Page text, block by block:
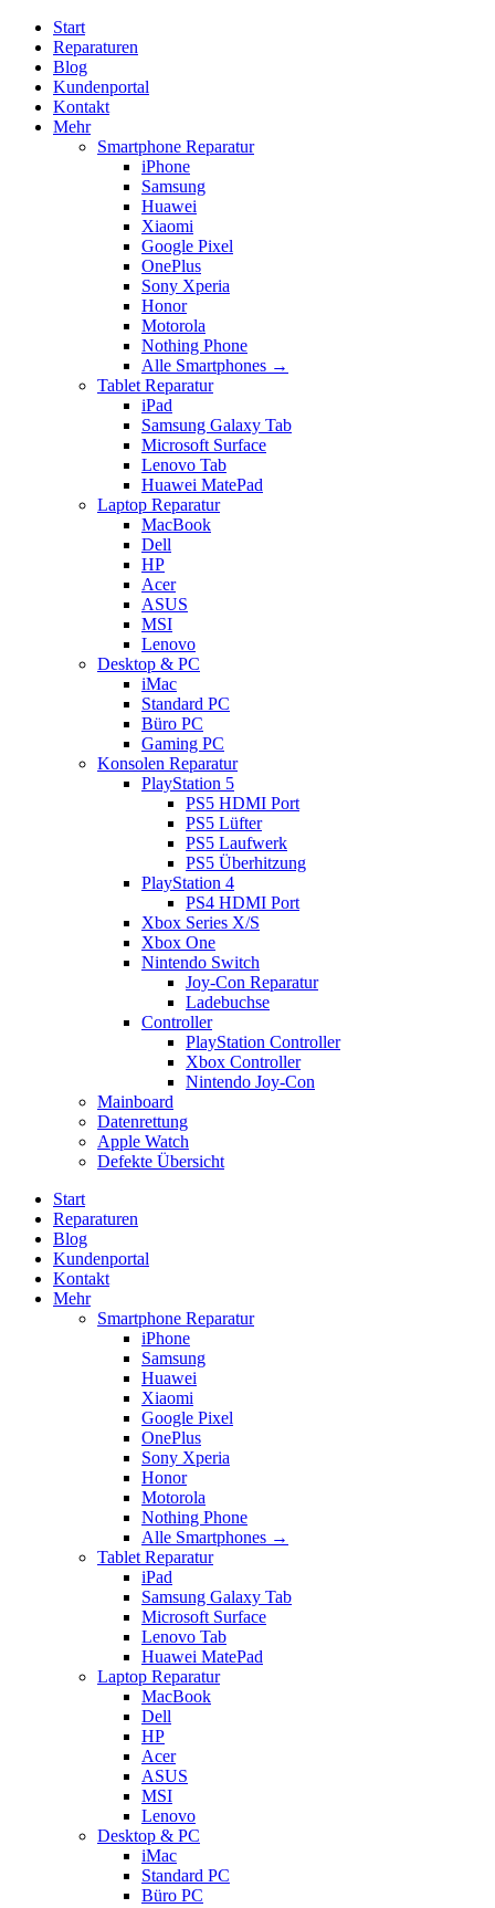
Start
Reparaturen
Blog
Kundenportal
Kontakt
Mehr
Smartphone Reparatur
iPhone
Samsung
Huawei
Xiaomi
Google Pixel
OnePlus
Sony Xperia
Honor
Motorola
Nothing Phone
Alle Smartphones →
Tablet Reparatur
iPad
Samsung Galaxy Tab
Microsoft Surface
Lenovo Tab
Huawei MatePad
Laptop Reparatur
MacBook
Dell
HP
Acer
ASUS
MSI
Lenovo
Desktop & PC
iMac
Standard PC
Büro PC
Gaming PC
Konsolen Reparatur
PlayStation 5
PS5 HDMI Port
PS5 Lüfter
PS5 Laufwerk
PS5 Überhitzung
PlayStation 4
PS4 HDMI Port
Xbox Series X/S
Xbox One
Nintendo Switch
Joy-Con Reparatur
Ladebuchse
Controller
PlayStation Controller
Xbox Controller
Nintendo Joy-Con
Mainboard
Datenrettung
Apple Watch
Defekte Übersicht
Start
Reparaturen
Blog
Kundenportal
Kontakt
Mehr
Smartphone Reparatur
iPhone
Samsung
Huawei
Xiaomi
Google Pixel
OnePlus
Sony Xperia
Honor
Motorola
Nothing Phone
Alle Smartphones →
Tablet Reparatur
iPad
Samsung Galaxy Tab
Microsoft Surface
Lenovo Tab
Huawei MatePad
Laptop Reparatur
MacBook
Dell
HP
Acer
ASUS
MSI
Lenovo
Desktop & PC
iMac
Standard PC
Büro PC